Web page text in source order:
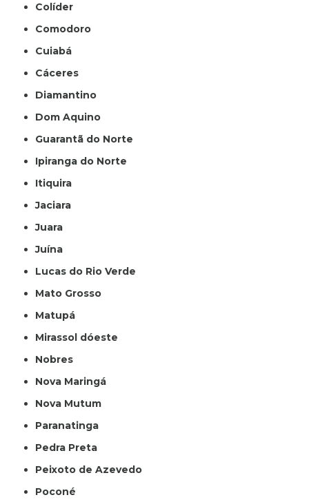
Colíder
Comodoro
Cuiabá
Cáceres
Diamantino
Dom Aquino
Guarantã do Norte
Ipiranga do Norte
Itiquira
Jaciara
Juara
Juína
Lucas do Rio Verde
Mato Grosso
Matupá
Mirassol dóeste
Nobres
Nova Maringá
Nova Mutum
Paranatinga
Pedra Preta
Peixoto de Azevedo
Poconé